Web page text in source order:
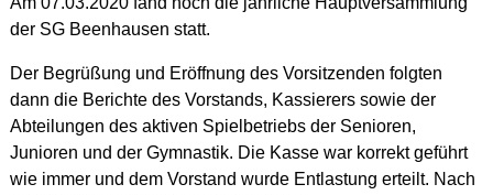
der SG Beenhausen statt.
Der Begrüßung und Eröffnung des Vorsitzenden folgten
dann die Berichte des Vorstands, Kassierers sowie der
Abteilungen des aktiven Spielbetriebs der Senioren,
Junioren und der Gymnastik. Die Kasse war korrekt geführt
wie immer und dem Vorstand wurde Entlastung erteilt. Nach